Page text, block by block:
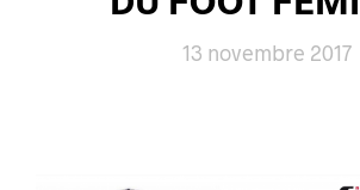
13 novembre 2017